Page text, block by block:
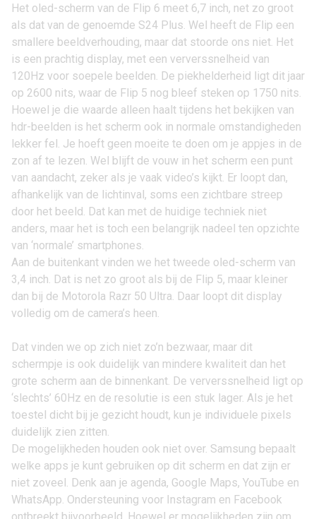
Het oled-scherm van de Flip 6 meet 6,7 inch, net zo groot
als dat van de genoemde S24 Plus. Wel heeft de Flip een
smallere beeldverhouding, maar dat stoorde ons niet. Het
is een prachtig display, met een ververssnelheid van
120Hz voor soepele beelden. De piekhelderheid ligt dit jaar
op 2600 nits, waar de Flip 5 nog bleef steken op 1750 nits.
Hoewel je die waarde alleen haalt tijdens het bekijken van
hdr-beelden is het scherm ook in normale omstandigheden
lekker fel. Je hoeft geen moeite te doen om je appjes in de
zon af te lezen. Wel blijft de vouw in het scherm een punt
van aandacht, zeker als je vaak video’s kijkt. Er loopt dan,
afhankelijk van de lichtinval, soms een zichtbare streep
door het beeld. Dat kan met de huidige techniek niet
anders, maar het is toch een belangrijk nadeel ten opzichte
van ‘normale’ smartphones.
Aan de buitenkant vinden we het tweede oled-scherm van
3,4 inch. Dat is net zo groot als bij de Flip 5, maar kleiner
dan bij de Motorola Razr 50 Ultra. Daar loopt dit display
volledig om de camera’s heen.
Dat vinden we op zich niet zo’n bezwaar, maar dit
schermpje is ook duidelijk van mindere kwaliteit dan het
grote scherm aan de binnenkant. De ververssnelheid ligt op
‘slechts’ 60Hz en de resolutie is een stuk lager. Als je het
toestel dicht bij je gezicht houdt, kun je individuele pixels
duidelijk zien zitten.
De mogelijkheden houden ook niet over. Samsung bepaalt
welke apps je kunt gebruiken op dit scherm en dat zijn er
niet zoveel. Denk aan je agenda, Google Maps, YouTube en
WhatsApp. Ondersteuning voor Instagram en Facebook